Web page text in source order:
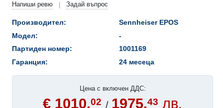
Напиши ревю
| Задай въпрос
Производител:
Sennheiser EPOS
Модел:
-
Партиден номер:
1001169
Гаранция:
24 месеца
Цена с включен ДДС:
€ 1010.02 / 1975.43 лв.